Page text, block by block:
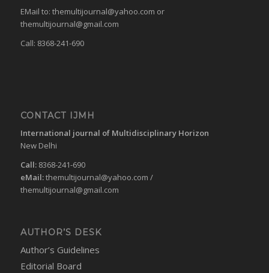
EMail to: themultijournal@yahoo.com or
themultijournal@gmail.com
Call: 8368-241-690
CONTACT IJMH
International journal of Multidisciplinary Horizon
New Delhi
Call: 8368-241-690
eMail:themultijournal@yahoo.com /
themultijournal@gmail.com
AUTHOR’S DESK
Author’s Guidelines
Editorial Board